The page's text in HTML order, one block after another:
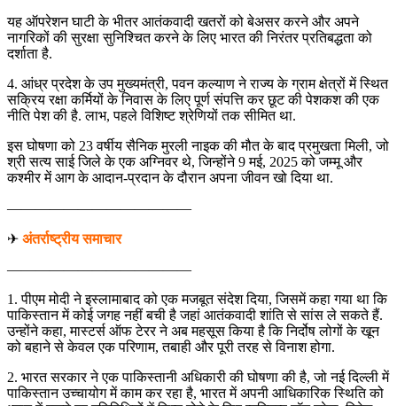
यह ऑपरेशन घाटी के भीतर आतंकवादी खतरों को बेअसर करने और अपने
नागरिकों की सुरक्षा सुनिश्चित करने के लिए भारत की निरंतर प्रतिबद्धता को
दर्शाता है.
4. आंध्र प्रदेश के उप मुख्यमंत्री, पवन कल्याण ने राज्य के ग्राम क्षेत्रों में स्थित
सक्रिय रक्षा कर्मियों के निवास के लिए पूर्ण संपत्ति कर छूट की पेशकश की एक
नीति पेश की है. लाभ, पहले विशिष्ट श्रेणियों तक सीमित था.
इस घोषणा को 23 वर्षीय सैनिक मुरली नाइक की मौत के बाद प्रमुखता मिली, जो
श्री सत्य साई जिले के एक अग्निवर थे, जिन्होंने 9 मई, 2025 को जम्मू और
कश्मीर में आग के आदान-प्रदान के दौरान अपना जीवन खो दिया था.
—————————————
✈ अंतर्राष्ट्रीय समाचार
—————————————
1. पीएम मोदी ने इस्लामाबाद को एक मजबूत संदेश दिया, जिसमें कहा गया था कि
पाकिस्तान में कोई जगह नहीं बची है जहां आतंकवादी शांति से सांस ले सकते हैं.
उन्होंने कहा, मास्टर्स ऑफ टेरर ने अब महसूस किया है कि निर्दोष लोगों के खून
को बहाने से केवल एक परिणाम, तबाही और पूरी तरह से विनाश होगा.
2. भारत सरकार ने एक पाकिस्तानी अधिकारी की घोषणा की है, जो नई दिल्ली में
पाकिस्तान उच्चायोग में काम कर रहा है, भारत में अपनी आधिकारिक स्थिति को